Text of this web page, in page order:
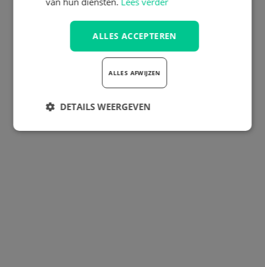
ALLES ACCEPTEREN
ALLES AFWIJZEN
DETAILS WEERGEVEN
Strikt
Prestatie Targeting